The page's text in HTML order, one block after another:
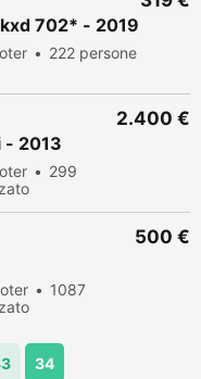
702* - 2019
222 persone
- 2013
299
2.400 €
1087
500 €
34